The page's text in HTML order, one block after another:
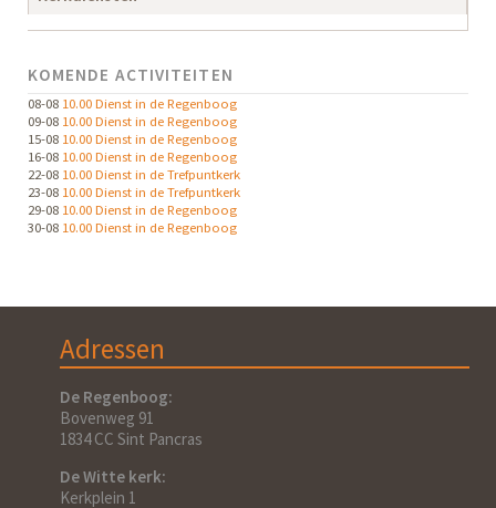
KOMENDE ACTIVITEITEN
08-08 10.00 Dienst in de Regenboog
09-08 10.00 Dienst in de Regenboog
15-08 10.00 Dienst in de Regenboog
16-08 10.00 Dienst in de Regenboog
22-08 10.00 Dienst in de Trefpuntkerk
23-08 10.00 Dienst in de Trefpuntkerk
29-08 10.00 Dienst in de Regenboog
30-08 10.00 Dienst in de Regenboog
Adressen
De Regenboog:
Bovenweg 91
1834 CC Sint Pancras
De Witte kerk:
Kerkplein 1